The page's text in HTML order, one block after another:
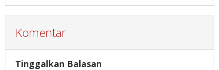
Komentar
Tinggalkan Balasan